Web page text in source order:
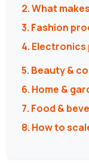
2. What
3. Fashion
4.
5. Beauty &
6. Home &
7. Food &
8. How to